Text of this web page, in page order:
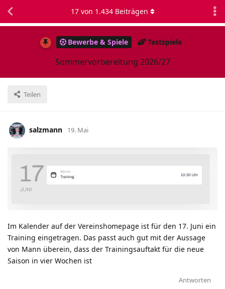
Bewerbe & Spiele Testspiele
Sommervorbereitung 2026/27
Teilen
17von 1.434Beiträgen
salzmann 19. Mai
Im Kalender auf der Vereinshomepage ist für den 17. Juni ein
Training eingetragen. Das passt auch gut mit der Aussage
von Mann überein, dass der Trainingsauftakt für die neue
Saison in vier Wochen ist
Antworten